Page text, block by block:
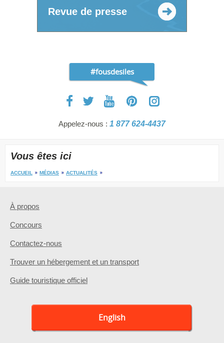
Revue de presse
#fousdesiles
Appelez-nous : 1 877 624-4437
Vous êtes ici
ACCUEIL MÉDIAS ACTUALITÉS
À propos
Concours
Contactez-nous
Trouver un hébergement et un transport
Guide touristique officiel
English